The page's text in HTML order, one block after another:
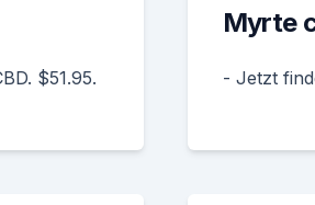
$51.95.
Myrte
- Jetzt